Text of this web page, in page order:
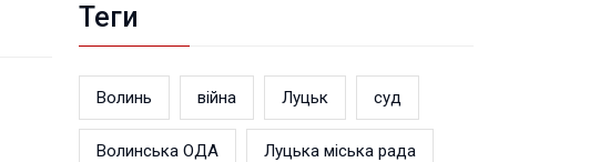
Теги
Волинь війна Луцьк суд
Волинська ОДА Луцька міська рада